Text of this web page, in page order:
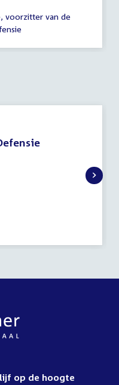
voorzitter van de
op de hoogte